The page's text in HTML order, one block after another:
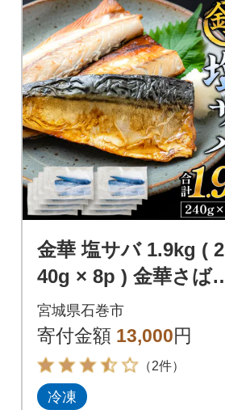
金華 塩サバ 1.9kg ( 2
40g × 8p ) 金華さば
サバ
宮城県石巻市
寄付金額 13,000円
（2件）
冷凍